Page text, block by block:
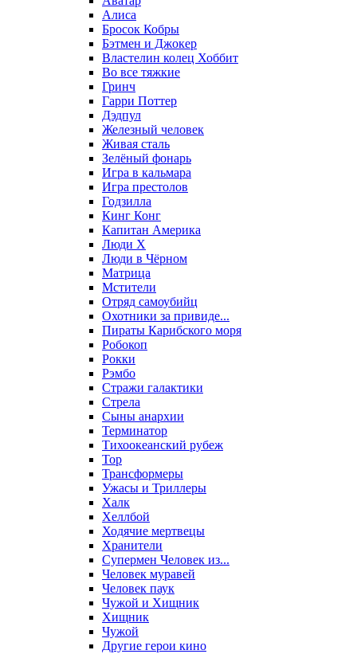
Алиса
Бросок Кобры
Бэтмен и Джокер
Властелин колец Хоббит
Во все тяжкие
Гринч
Гарри Поттер
Дэдпул
Железный человек
Живая сталь
Зелёный фонарь
Игра в кальмара
Игра престолов
Годзилла
Кинг Конг
Капитан Америка
Люди X
Люди в Чёрном
Матрица
Мстители
Отряд самоубийц
Охотники за привиде...
Пираты Карибского моря
Робокоп
Рокки
Рэмбо
Стражи галактики
Стрела
Сыны анархии
Терминатор
Тихоокеанский рубеж
Тор
Трансформеры
Ужасы и Триллеры
Халк
Хеллбой
Ходячие мертвецы
Хранители
Супермен Человек из...
Человек муравей
Человек паук
Чужой и Хищник
Хищник
Чужой
Другие герои кино